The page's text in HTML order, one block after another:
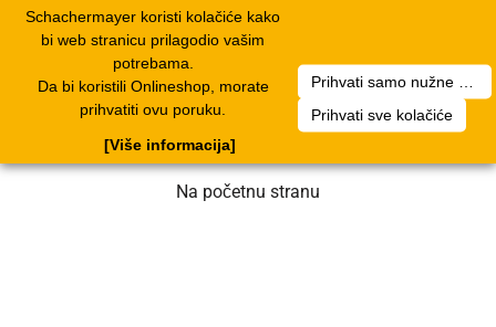
Schachermayer koristi kolačiće kako
bi web stranicu prilagodio vašim
potrebama.
Da bi koristili Onlineshop, morate
prihvatiti ovu poruku.
Prihvati sve kolačiće
[Više informacija]
Nažalost, došlo je do greške. Naš tim
radi na rješenju. Molimo za strpljenje.
Na početnu stranu